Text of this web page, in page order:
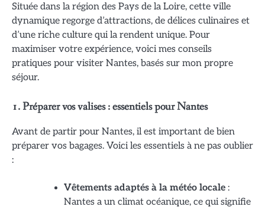
Située dans la région des Pays de la Loire, cette ville
dynamique regorge d’attractions, de délices culinaires et
d’une riche culture qui la rendent unique. Pour
maximiser votre expérience, voici mes conseils
pratiques pour visiter Nantes, basés sur mon propre
séjour.
1. Préparer vos valises : essentiels pour Nantes
Avant de partir pour Nantes, il est important de bien
préparer vos bagages. Voici les essentiels à ne pas oublier
:
Vêtements adaptés à la météo locale :
Nantes a un climat océanique, ce qui signifie